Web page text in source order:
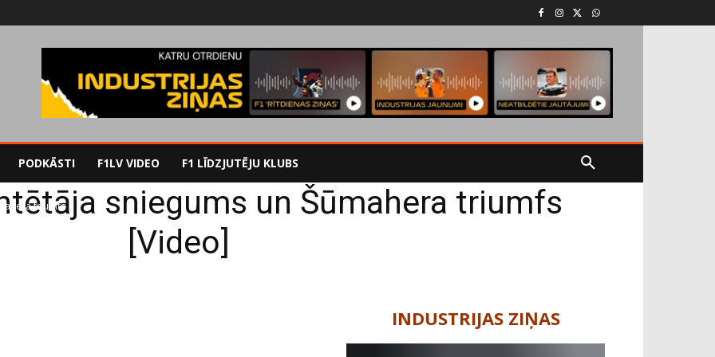
PODKĀSTI F1LV VIDEO F1 LĪDZJUTĒJU KLUBS
triumfs
sniegums un Šūmahera triumfs
[Video]
INDUSTRIJAS ZIŅAS